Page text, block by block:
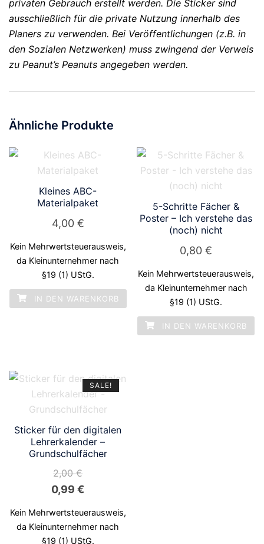
privaten Gebrauch erstellt werden. Die Sticker sind
ausschließlich für die private Nutzung innerhalb des
Planers zu verwenden. Bei Veröffentlichungen (z.B. in
den Sozialen Netzwerken) muss zwingend der Verweis
zu Peanut’s Peanuts angegeben werden.
Ähnliche Produkte
Kleines ABC-
Materialpaket
4,00 €
Kein Mehrwertsteuerausweis,
da Kleinunternehmer nach
§19 (1) UStG.
IN DEN WARENKORB
5-Schritte Fächer &
Poster – Ich verstehe das
(noch) nicht
0,80€
Kein Mehrwertsteuerausweis,
da Kleinunternehmer nach
§19 (1) UStG.
IN DEN WARENKORB
SALE!
Sticker für den digitalen
Lehrerkalender –
Grundschulfächer
2,00€
Ursprünglicher
war:
0,99€
ist:
Kein Mehrwertsteuerausweis,
da Kleinunternehmer nach
§19 (1) UStG.